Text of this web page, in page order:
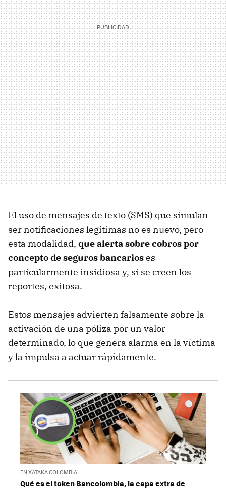
El uso de mensajes de texto (SMS) que simulan
ser notificaciones legítimas no es nuevo, pero
esta modalidad, que alerta sobre cobros por
concepto de seguros bancarioses
particularmente insidiosa y, si se creen los
reportes, exitosa.
Estos mensajes advierten falsamente sobre la
activación de una póliza por un valor
determinado, lo que genera alarma en la víctima
y la impulsa a actuar rápidamente.
EN XATAKA COLOMBIA
Qué es el token Bancolombia, la capa extra de